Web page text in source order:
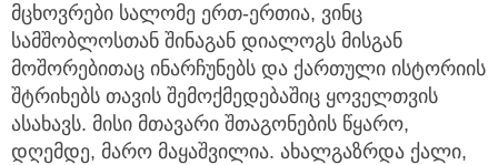
მცხოვრები სალომე ერთ-ერთია, ვინც
სამშობლოსთან შინაგან დიალოგს მისგან
მოშორებითაც ინარჩუნებს და ქართული ისტორიის
შტრიხებს თავის შემოქმედებაშიც ყოველთვის
ასახავს. მისი მთავარი შთაგონების წყარო,
დღემდე, მარო მაყაშვილია. ახალგაზრდა ქალი,